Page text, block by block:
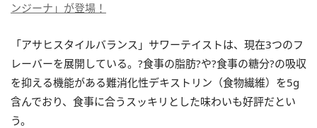
ンジーナ」が登場！
「アサヒスタイルバランス」サワーテイストは、現在3つのフ
レーバーを展開している。?食事の脂肪?や?食事の糖分?の吸収
を抑える機能がある難消化性デキストリン（食物繊維）を5g
含んでおり、食事に合うスッキリとした味わいも好評だとい
う。